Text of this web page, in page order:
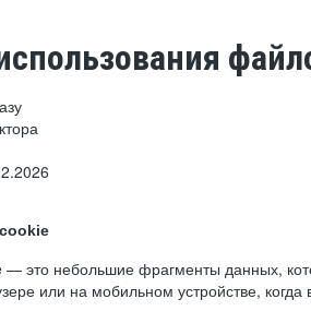
это небольшие фрагменты данных,
или на мобильном устройстве,